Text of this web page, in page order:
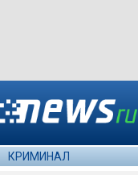
КРИМИНАЛ